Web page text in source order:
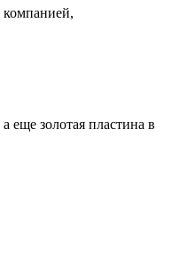
компанией,
еще золотая пластина в